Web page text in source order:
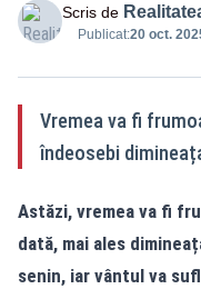
Scris de
Publicat:20 oct.
Vremea va fi
îndeosebi
Astăzi, vremea va fi
dată, mai ales
senin, iar vântul va